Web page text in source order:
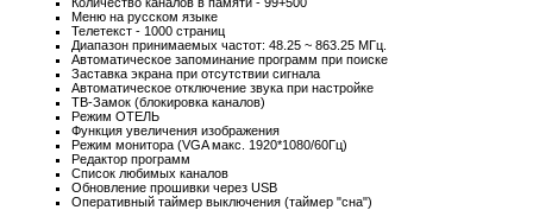
Меню на русском языке
Телетекст - 1000 страниц
Диапазон принимаемых частот: 48.25 ~ 863.25 МГц.
Автоматическое запоминание программ при поиске
Заставка экрана при отсутствии сигнала
Автоматическое отключение звука при настройке
ТВ-Замок (блокировка каналов)
Режим ОТЕЛЬ
Функция увеличения изображения
Режим монитора (VGA макс. 1920*1080/60Гц)
Редактор программ
Список любимых каналов
Обновление прошивки через USB
Оперативный таймер выключения (таймер "сна")